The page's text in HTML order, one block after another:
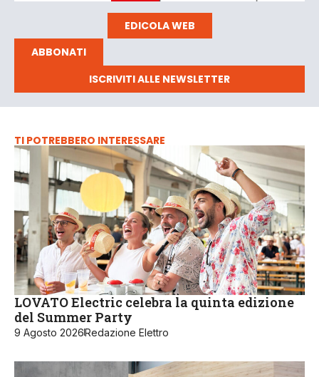
EDICOLA WEB
ABBONATI
ISCRIVITI ALLE NEWSLETTER
TI POTREBBERO INTERESSARE
LOVATO Electric celebra la quinta edizione
del Summer Party
9 Agosto 2026Redazione Elettro